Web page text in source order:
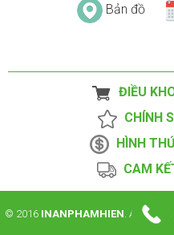
Bản đồ
ĐIỀU
CHÍNH
HÌNH
CAM
© 2016 INANPHAMHIEN . All